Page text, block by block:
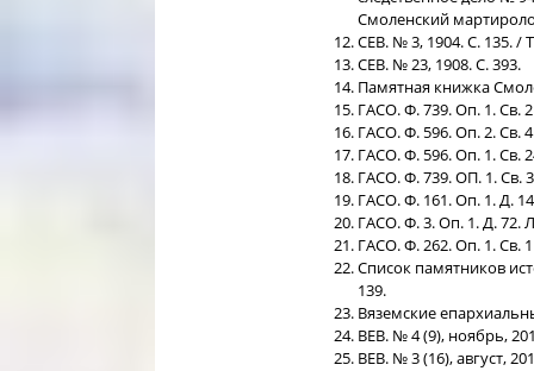
Смоленский
СЕВ. № 3, 1904. С. 135. /
СЕВ. № 23, 1908. С. 393.
Памятная книжка
ГАСО. Ф. 739. Оп. 1. Св.
ГАСО. Ф. 596. Оп. 2. Св.
ГАСО. Ф. 596. Оп. 1. Св.
ГАСО. Ф. 739. ОП. 1. Св.
ГАСО. Ф. 161. Оп. 1. Д.
ГАСО. Ф. 3. Оп. 1. Д. 72.
ГАСО. Ф. 262. Оп. 1. Св.
Список памятников
139.
Вяземские
ВЕВ. № 4 (9), ноябрь,
ВЕВ. № 3 (16), август,